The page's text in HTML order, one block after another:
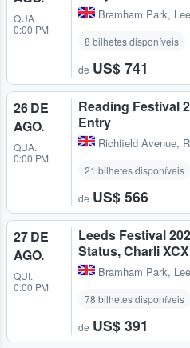
QUA.
0:00 PM
Bramham Park,
8 bilhetes disponíveis
de US$ 741
26 DE
AGO.
QUA.
0:00 PM
Reading Festival
Entry
Richfield Avenue,
21 bilhetes disponíveis
de US$ 566
27 DE
AGO.
QUI.
0:00 PM
Leeds Festival
Status, Charli
Bramham Park,
78 bilhetes disponíveis
de US$ 391